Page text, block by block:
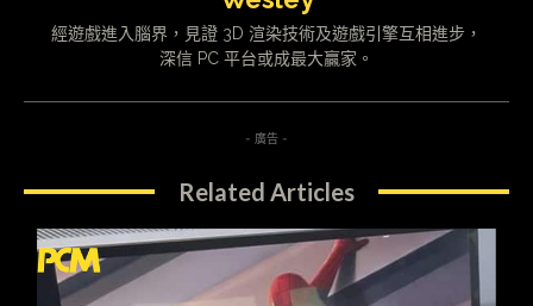
經遊戲進入腦界，見證 3D 渲染技術及遊戲引擎互相進步，
深信 PC 平台或成最大贏家。
- 廣告 -
Related Articles